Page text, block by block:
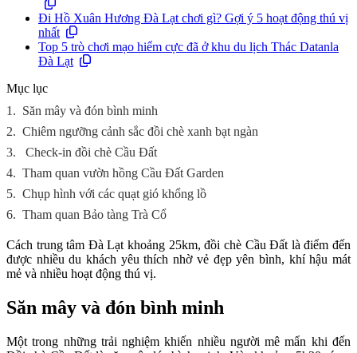
Đi Hồ Xuân Hương Đà Lạt chơi gì? Gợi ý 5 hoạt động thú vị
nhất
Top 5 trò chơi mạo hiểm cực đã ở khu du lịch Thác Datanla
Đà Lạt
Mục lục
1. Săn mây và đón bình minh
2. Chiêm ngưỡng cảnh sắc đồi chè xanh bạt ngàn
3.
Check‑in đồi chè Cầu Đất
4. Tham quan vườn hồng Cầu Đất Garden
5. Chụp hình với các quạt gió khổng lồ
6. Tham quan Bảo tàng Trà Cổ
Cách trung tâm Đà Lạt khoảng 25km, đồi chè Cầu Đất là điểm đến
được nhiều du khách yêu thích nhờ vẻ đẹp yên bình, khí hậu mát
mẻ và nhiều hoạt động thú vị.
Săn mây và đón bình minh
Một trong những trải nghiệm khiến nhiều người mê mẩn khi đến